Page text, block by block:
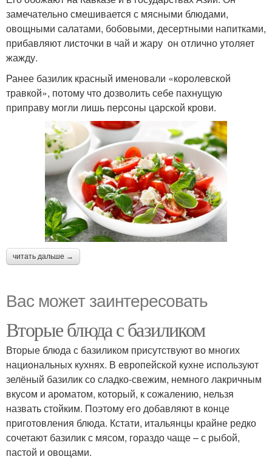
замечательно смешивается с мясными блюдами,
овощными салатами, бобовыми, десертными напитками,
прибавляют листочки в чай и жару он отлично утоляет
жажду.
Ранее базилик красный именовали «королевской
травкой», потому что дозволить себе пахнущую
приправу могли лишь персоны царской крови.
читать дальше →
Вас может заинтересовать
Вторые блюда с базиликом
Вторые блюда с базиликом присутствуют во многих
национальных кухнях. В европейской кухне используют
зелёный базилик со сладко-свежим, немного лакричным
вкусом и ароматом, который, к сожалению, нельзя
назвать стойким. Поэтому его добавляют в конце
приготовления блюда. Кстати, итальянцы крайне редко
сочетают базилик с мясом, гораздо чаще – с рыбой,
пастой и овощами.